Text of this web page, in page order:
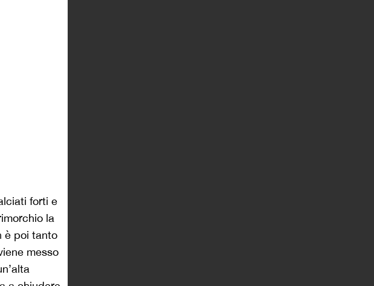
forti e
la
è poi tanto
messo